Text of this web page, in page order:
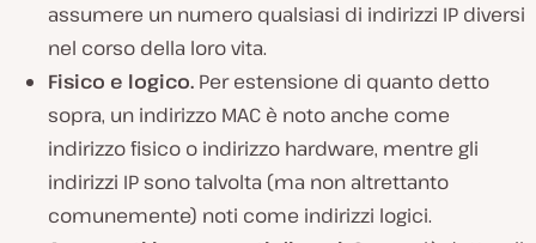
assumere un numero qualsiasi di indirizzi IP diversi
nel corso della loro vita.
Fisico e logico. Per estensione di quanto detto
sopra, un indirizzo MAC è noto anche come
indirizzofisico o indirizzo hardware, mentre gli
indirizzi IP sono talvolta (ma non altrettanto
comunemente) noti come indirizzi logici.